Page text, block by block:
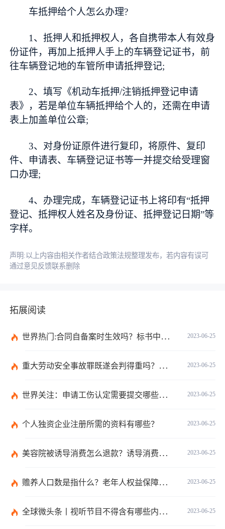
车抵押给个人怎么办理?
1、抵押人和抵押权人，各自携带本人有效身
份证件，再加上抵押人手上的车辆登记证书，前
往车辆登记地的车管所申请抵押登记;
2、填写《机动车抵押/注销抵押登记申请
表》，若是单位车辆抵押给个人的，还需在申请
表上加盖单位公章;
3、对身份证原件进行复印，将原件、复印
件、申请表、车辆登记证书等一并提交给受理窗
口办理;
4、办理完成，车辆登记证书上将印有“抵押
登记、抵押权人姓名及身份证、抵押登记日期”等
字样。
声明:以上内容由相关作者结合政策法规整理发布，若内容有误可
通过意见反馈联系删除
拓展阅读
2023-06-25
世界热门:合同自备案时生效吗？标书中的合同需要全部放上去吗？
2023-06-25
重大劳动安全事故罪既遂会判得重吗？重大劳动安全事故罪与玩忽职守罪的界限是什么？_世界速看
2023-06-25
世界关注：申请工伤认定需要提交哪些材料？提出工伤认定申请依据是什么？
2023-06-25
个人独资企业注册所需的资料有哪些？
2023-06-25
美容院被诱导消费怎么退款？诱导消费多少钱可以立案？ 当前短讯
2023-06-25
赡养人口数是指什么？老年人权益保障法第十四条的内容是什么？
2023-06-25
全球微头条丨视听节目不得含有哪些内容？网络视听监管新规的内容是什么？